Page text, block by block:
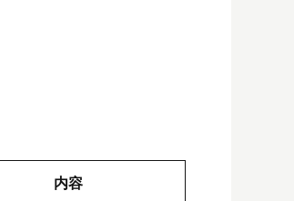
内容